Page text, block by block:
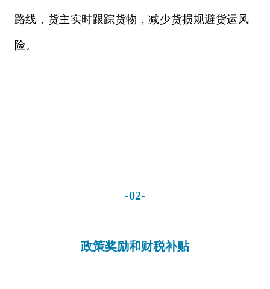
路线，货主实时跟踪货物，减少货损规避货运风
险。
-02-
政策奖励和财税补贴